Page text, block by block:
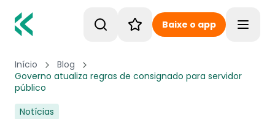
Baixe o app
Início
Blog
Governo atualiza regras de consignado para servidor
público
Notícias